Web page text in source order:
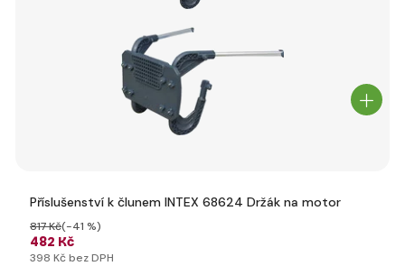
Příslušenství k člunem INTEX 68624 Držák na motor
482 Kč
817 Kč(-41 %)
398 Kč bez DPH